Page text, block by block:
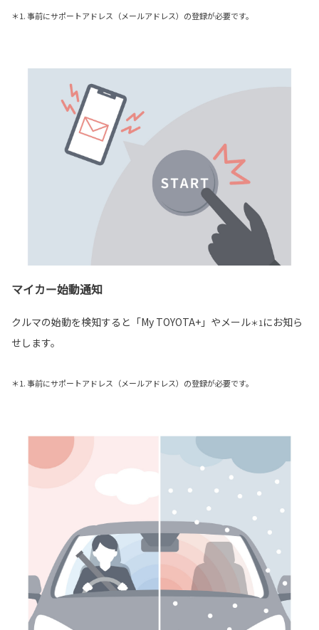
＊1. 事前にサポートアドレス（メールアドレス）の登録が必要です。
マイカー始動通知
クルマの始動を検知すると「My TOYOTA+」やメール＊1 にお知ら
せします。
＊1. 事前にサポートアドレス（メールアドレス）の登録が必要です。